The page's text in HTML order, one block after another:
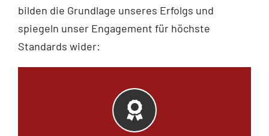
bilden die Grundlage unseres Erfolgs und
spiegeln unser Engagement für höchste
Standards wider: